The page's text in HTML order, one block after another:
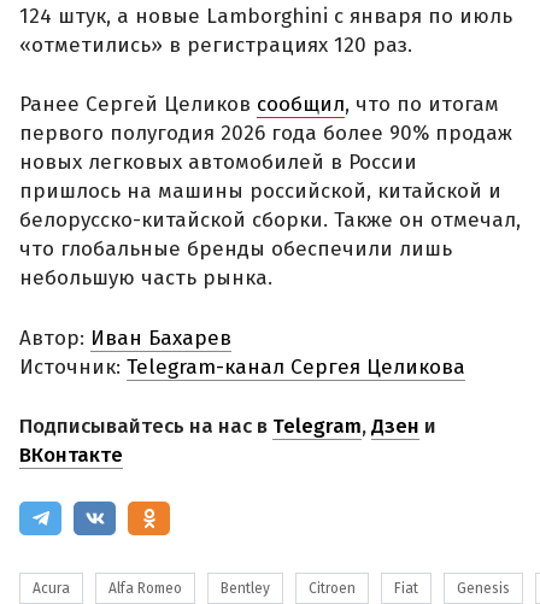
124 штук, а новые Lamborghini с января по июль
«отметились» в регистрациях 120 раз.
Ранее Сергей Целиков сообщил, что по итогам
первого полугодия 2026 года более 90% продаж
новых легковых автомобилей в России
пришлось на машины российской, китайской и
белорусско-китайской сборки. Также он отмечал,
что глобальные бренды обеспечили лишь
небольшую часть рынка.
Автор: Иван Бахарев
Источник: Telegram-канал Сергея Целикова
Подписывайтесь на нас в Telegram,Дзен и
ВКонтакте
Acura Alfa Romeo Bentley Citroen Fiat Genesis